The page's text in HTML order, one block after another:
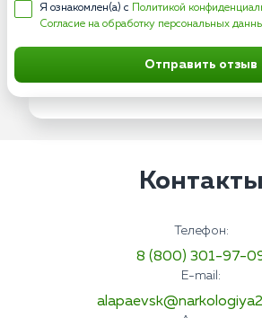
Я ознакомлен(а) с Политикой
Согласие на обработку персональных
Отправить отзыв
Контакты
Телефон:
8 (800) 301-97-
E-mail: